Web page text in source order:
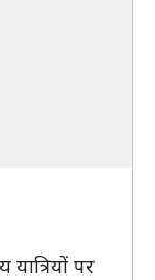
पर